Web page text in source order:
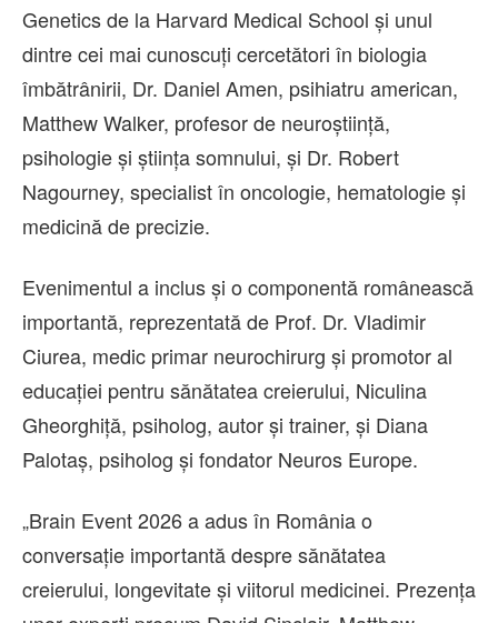
Genetics de la Harvard Medical School și unul
dintre cei mai cunoscuți cercetători în biologia
îmbătrânirii, Dr. Daniel Amen, psihiatru american,
Matthew Walker, profesor de neuroștiință,
psihologie și știința somnului, și Dr. Robert
Nagourney, specialist în oncologie, hematologie și
medicină de precizie.
Evenimentul a inclus și o componentă românească
importantă, reprezentată de Prof. Dr. Vladimir
Ciurea, medic primar neurochirurg și promotor al
educației pentru sănătatea creierului, Niculina
Gheorghiță, psiholog, autor și trainer, și Diana
Palotaș, psiholog și fondator Neuros Europe.
„Brain Event 2026 a adus în România o
conversație importantă despre sănătatea
creierului, longevitate și viitorul medicinei. Prezența